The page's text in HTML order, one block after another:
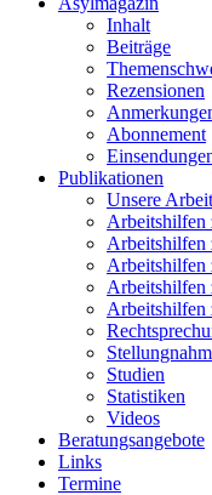
Inhalt
Beiträge
Rezensionen
Abonnement
Publikationen
Unsere
Arbeitshilfen
Arbeitshilfen
Arbeitshilfen
Arbeitshilfen
Studien
Statistiken
Videos
Beratungsangebote
Links
Termine